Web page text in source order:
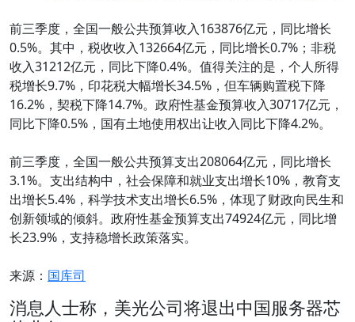
前三季度，全国一般公共预算收入163876亿元，同比增长
0.5%。其中，税收收入132664亿元，同比增长0.7%；非税
收入31212亿元，同比下降0.4%。值得关注的是，个人所得
税增长9.7%，印花税大幅增长34.5%，但车辆购置税下降
16.2%，契税下降14.7%。政府性基金预算收入30717亿元，
同比下降0.5%，国有土地使用权出让收入同比下降4.2%。
前三季度，全国一般公共预算支出208064亿元，同比增长
3.1%。支出结构中，社会保障和就业支出增长10%，教育支
出增长5.4%，科学技术支出增长6.5%，体现了财政向民生和
创新领域的倾斜。政府性基金预算支出74924亿元，同比增
长23.9%，支持稳增长政策落实。
来源： 国库司
消息人士称，美光公司将退出中国服务器芯